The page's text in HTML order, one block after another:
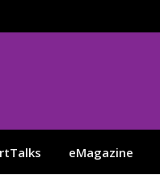
eMagazine